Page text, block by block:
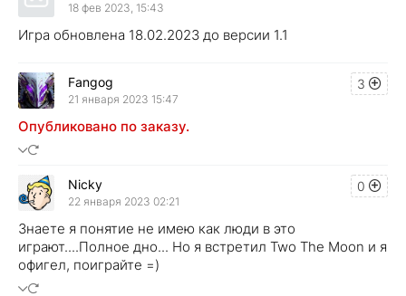
18 фев 2023, 15:43
Игра обновлена 18.02.2023 до версии 1.1
3
Fangog
21 января 2023 15:47
Опубликовано по заказу.
0
Nicky
22 января 2023 02:21
Знаете я понятие не имею как люди в это
играют....Полное дно... Но я встретил Two The Moon и я
офигел, поиграйте =)